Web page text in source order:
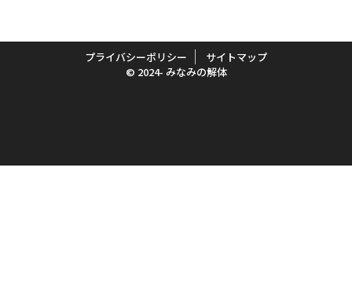
プライバシーポリシー
サイトマップ
© 2024- みなみの解体